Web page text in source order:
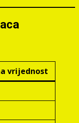
vrijednost